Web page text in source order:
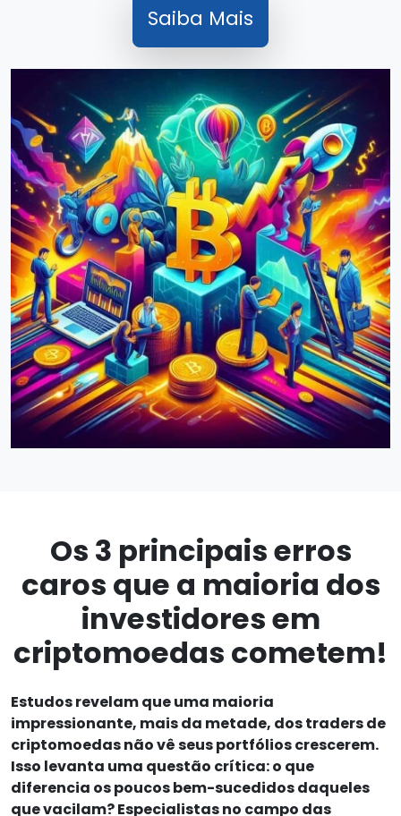
Saiba Mais
Os 3 principais erros
caros que a maioria dos
investidores em
criptomoedas cometem!
Estudos revelam que uma maioria
impressionante, mais da metade, dos traders de
criptomoedas não vê seus portfólios crescerem.
Isso levanta uma questão crítica: o que
diferencia os poucos bem-sucedidos daqueles
que vacilam? Especialistas no campo das